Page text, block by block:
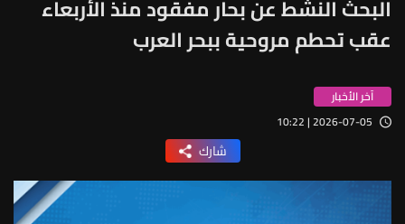
البحث النشط عن بحار مفقود منذ الأربعاء
عقب تحطم مروحية ببحر العرب
آخر الأخبار
2026-07-05 | 10:22
شارك